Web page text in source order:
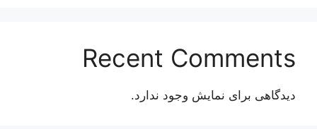
Recent Comments
دیدگاهی برای نمایش وجود ندارد.